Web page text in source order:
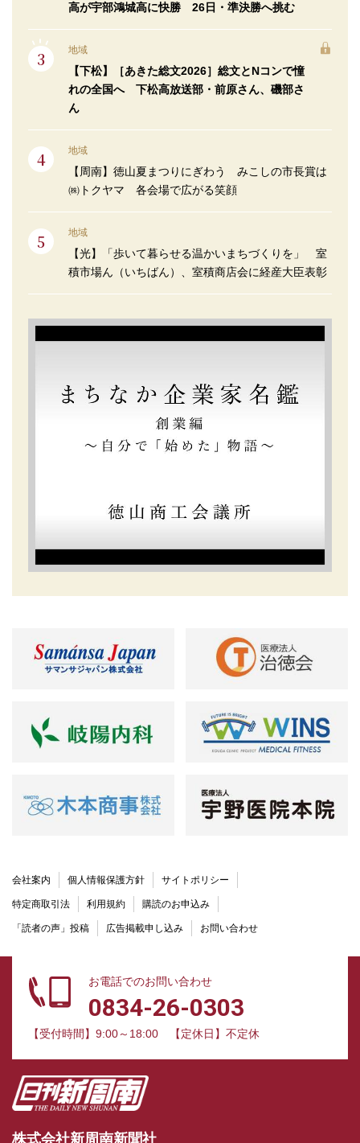
高が宇部鴻城高に快勝 26日・準決勝へ挑む
地域
【下松】［あきた総文2026］総文とNコンで憧
れの全国へ 下松高放送部・前原さん、磯部さ
ん
地域
【周南】徳山夏まつりにぎわう みこしの市長賞は
㈱トクヤマ 各会場で広がる笑顔
地域
【光】「歩いて暮らせる温かいまちづくりを」 室
積市場ん（いちばん）、室積商店会に経産大臣表彰
会社案内 個人情報保護方針 サイトポリシー
特定商取引法 利用規約 購読のお申込み
「読者の声」投稿 広告掲載申し込み お問い合わせ
お電話でのお問い合わせ
0834-26-0303
【受付時間】9:00～18:00 【定休日】不定休
株式会社新周南新聞社